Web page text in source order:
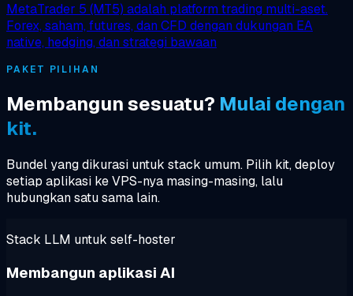
MetaTrader 5 (MT5) adalah platform trading multi-aset.
Forex, saham, futures, dan CFD dengan dukungan EA
native, hedging, dan strategi bawaan
PAKET PILIHAN
Membangun sesuatu? Mulai dengan
kit.
Bundel yang dikurasi untuk stack umum. Pilih kit, deploy
setiap aplikasi ke VPS-nya masing-masing, lalu
hubungkan satu sama lain.
Stack LLM untuk self-hoster
Membangun aplikasi AI